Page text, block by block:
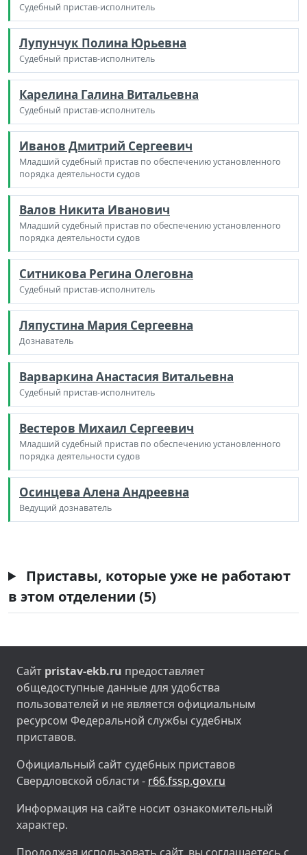
Судебный пристав-исполнитель
Лупунчук Полина Юрьевна
Судебный пристав-исполнитель
Карелина Галина Витальевна
Судебный пристав-исполнитель
Иванов Дмитрий Сергеевич
Младший судебный пристав по обеспечению установленного
порядка деятельности судов
Валов Никита Иванович
Младший судебный пристав по обеспечению установленного
порядка деятельности судов
Ситникова Регина Олеговна
Судебный пристав-исполнитель
Ляпустина Мария Сергеевна
Дознаватель
Варваркина Анастасия Витальевна
Судебный пристав-исполнитель
Вестеров Михаил Сергеевич
Младший судебный пристав по обеспечению установленного
порядка деятельности судов
Осинцева Алена Андреевна
Ведущий дознаватель
Приставы, которые уже не работают
в этом отделении (5)
Сайт pristav-ekb.ru предоставляет
общедоступные данные для удобства
пользователей и не является официальным
ресурсом Федеральной службы судебных
приставов.
Официальный сайт судебных приставов
Свердловской области - r66.fssp.gov.ru
Информация на сайте носит ознакомительный
характер.